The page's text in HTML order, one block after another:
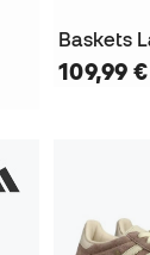
Baskets
109,99 €